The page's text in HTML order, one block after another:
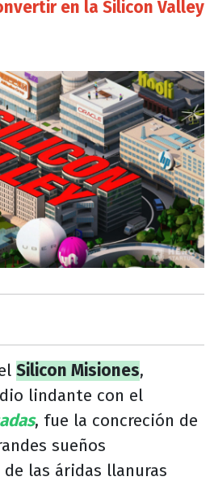
en la Silicon Valley
Silicon Misiones,
lindante con el
, fue la concreción de
sueños
de las áridas llanuras